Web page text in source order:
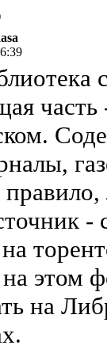
часть
-
этом
на